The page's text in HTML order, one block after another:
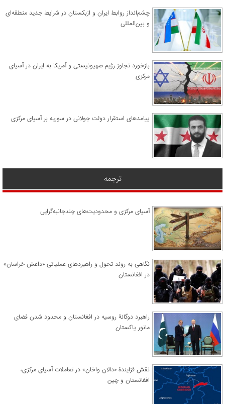
چشم‌انداز روابط ایران و ازبکستان در شرایط جدید منطقه‌ای
و بین‌المللی
​بازخورد تجاوز رژیم صهیونیستی و آمریکا به ایران در آسیای
مرکزی
پیامدهای استقرار دولت جولانی در سوریه بر آسیای مرکزی
ترجمه
آسیای مرکزی و محدودیت‌های چندجانبه‌گرایی
نگاهی به روند تحول و راهبردهای عملیاتی «داعش خراسان»
در افغانستان
راهبرد دوگانۀ روسیه در افغانستان و محدود شدن فضای
مانور پاکستان
نقش فزایندۀ «دالان واخان» در تعاملات آسیای مرکزی،
افغانستان و چین